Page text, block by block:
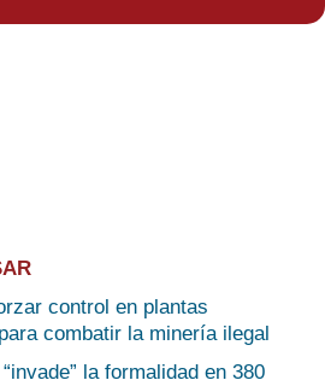
control en plantas
combatir la minería ilegal
la formalidad en 380